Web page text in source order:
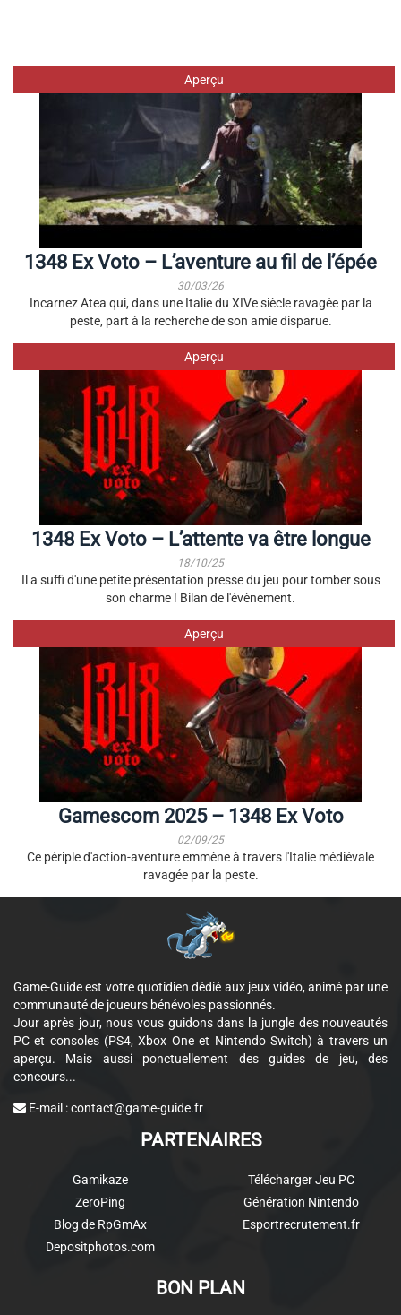
Aperçu
1348 Ex Voto – L’aventure au fil de l’épée
30/03/26
Incarnez Atea qui, dans une Italie du XIVe siècle ravagée par la
peste, part à la recherche de son amie disparue.
Aperçu
1348 Ex Voto – L’attente va être longue
18/10/25
Il a suffi d'une petite présentation presse du jeu pour tomber sous
son charme ! Bilan de l'évènement.
Aperçu
Gamescom 2025 – 1348 Ex Voto
02/09/25
Ce périple d'action-aventure emmène à travers l'Italie médiévale
ravagée par la peste.
Game-Guide est votre quotidien dédié aux jeux vidéo, animé par une
communauté de joueurs bénévoles passionnés.
Jour après jour, nous vous guidons dans la jungle des nouveautés
PC et consoles (PS4, Xbox One et Nintendo Switch) à travers un
aperçu. Mais aussi ponctuellement des guides de jeu, des
concours...
E-mail :contact@game-guide.fr
PARTENAIRES
Gamikaze
ZeroPing
Blog de RpGmAx
Depositphotos.com
Télécharger Jeu PC
Génération Nintendo
Esportrecrutement.fr
BON PLAN